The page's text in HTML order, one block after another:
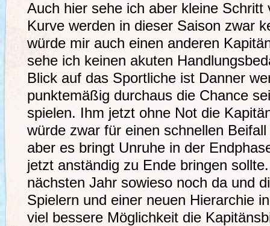
Auch hier sehe ich aber kleine
Kurve werden in dieser Saison zwar
würde mir auch einen anderen
sehe ich keinen akuten
Blick auf das Sportliche ist Danner
punktemäßig durchaus die Chance
spielen. Ihm jetzt ohne Not die
würde zwar für einen schnellen
aber es bringt Unruhe in der
jetzt anständig zu Ende bringen
nächsten Jahr sowieso noch da und
Spielern und einer neuen Hierarchie
viel bessere Möglichkeit die